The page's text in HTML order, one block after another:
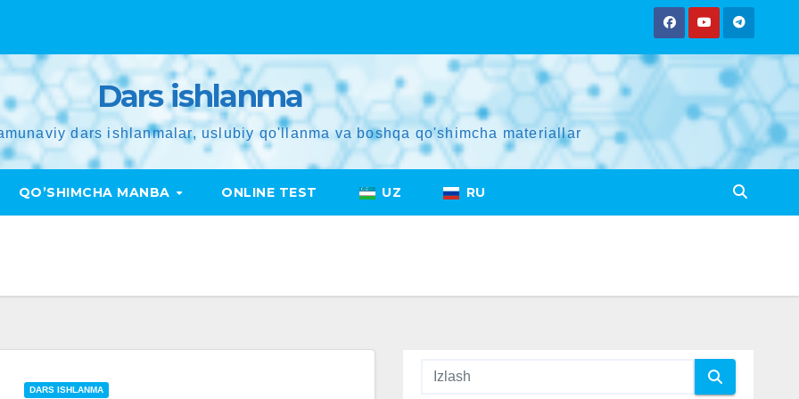
Dars ishlanma
dars ishlanmalar, uslubiy qo'llanma va boshqa qo'shimcha materiallar
QO’SHIMCHA MANBA ONLINE TEST UZ RU
DARS ISHLANMA